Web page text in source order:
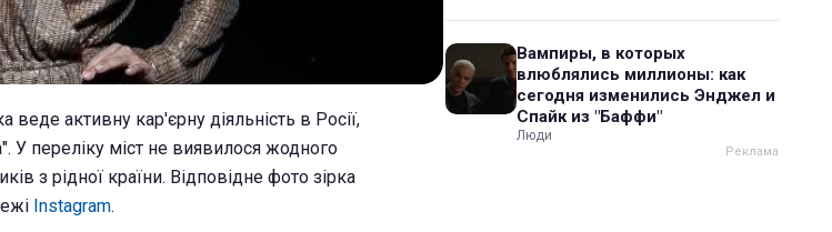
веде активну кар'єрну діяльність в Росії,
У переліку міст не виявилося жодного
з рідної країни. Відповідне фото зірка
Instagram.
Вампиры, в которых
влюблялись миллионы: как
сегодня изменились Энджел и
Спайк из "Баффи"
Люди